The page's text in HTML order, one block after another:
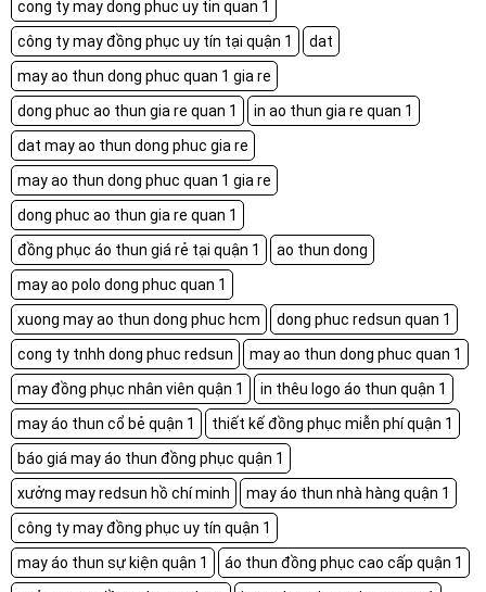
cong ty may dong phuc uy tin quan 1
công ty may đồng phục uy tín tại quận 1
dat
may ao thun dong phuc quan 1 gia re
dong phuc ao thun gia re quan 1
in ao thun gia re quan 1
dat may ao thun dong phuc gia re
may ao thun dong phuc quan 1 gia re
dong phuc ao thun gia re quan 1
đồng phục áo thun giá rẻ tại quận 1
ao thun dong
may ao polo dong phuc quan 1
xuong may ao thun dong phuc hcm
dong phuc redsun quan 1
cong ty tnhh dong phuc redsun
may ao thun dong phuc quan 1
may đồng phục nhân viên quận 1
in thêu logo áo thun quận 1
may áo thun cổ bẻ quận 1
thiết kế đồng phục miễn phí quận 1
báo giá may áo thun đồng phục quận 1
xưởng may redsun hồ chí minh
may áo thun nhà hàng quận 1
công ty may đồng phục uy tín quận 1
may áo thun sự kiện quận 1
áo thun đồng phục cao cấp quận 1